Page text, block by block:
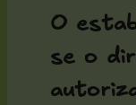
O
se o